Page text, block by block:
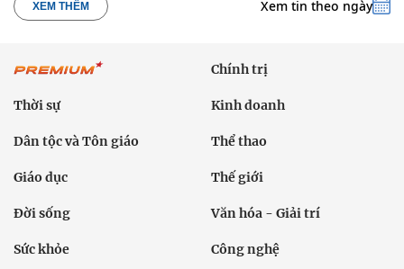
XEM THÊM Xem tin theo ngày
Chính trị
Thời sự Kinh doanh
Dân tộc và Tôn giáo Thể thao
Giáo dục Thế giới
Đời sống Văn hóa - Giải trí
Sức khỏe Công nghệ